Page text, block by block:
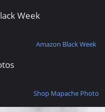
Week
Amazon Black Week
Shop Mapache Photo